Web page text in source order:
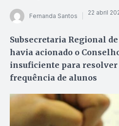
Fernanda Santos 22 abril
Subsecretaria Regional
havia acionado o
insuficiente para resolver
frequência de alunos